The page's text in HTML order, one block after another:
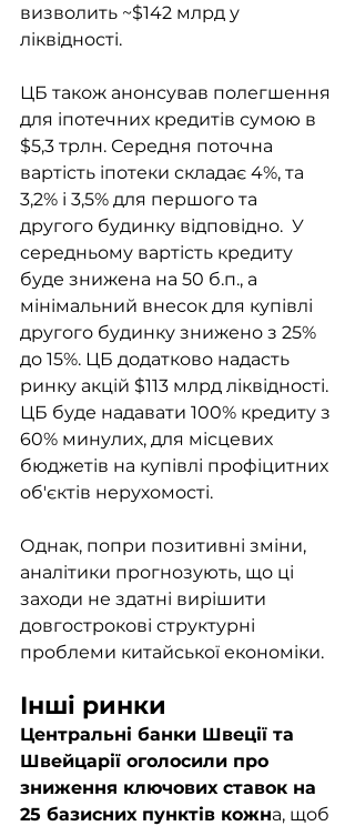
визволить ~$142 млрд у
ліквідності.
ЦБ також анонсував полегшення
для іпотечних кредитів сумою в
$5,3 трлн. Середня поточна
вартість іпотеки складає 4%, та
3,2% і 3,5% для першого та
другого будинку відповідно.  У
середньому вартість кредиту
буде знижена на 50 б.п., а
мінімальний внесок для купівлі
другого будинку знижено з 25%
до 15%. ЦБ додатково надасть
ринку акцій $113 млрд ліквідності.
ЦБ буде надавати 100% кредиту з
60% минулих, для місцевих
бюджетів на купівлі профіцитних
об'єктів нерухомості.
Однак, попри позитивні зміни,
аналітики прогнозують, що ці
заходи не здатні вирішити
довгострокові структурні
проблеми китайської економіки.
Інші ринки
Центральні банки Швеції та
Швейцарії оголосили про
зниження ключових ставок на
25 базисних пунктів кожна, щоб